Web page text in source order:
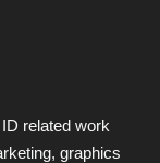
related work
graphics